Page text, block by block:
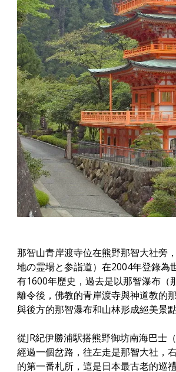
那智山青岸渡寺位在熊野那智大社旁
地の霊場と参詣道）在2004年登錄為
有1600年歷史，過去是以那智瀑布（
離令後，佛教的青岸渡寺與神道教的
與後方的那智瀑布和山林形成絕美景
從JR紀伊勝浦駅搭熊野御坊南海巴士
經過一個岔路，往左走是那智大社，
的第一番札所，這是日本最古老的巡